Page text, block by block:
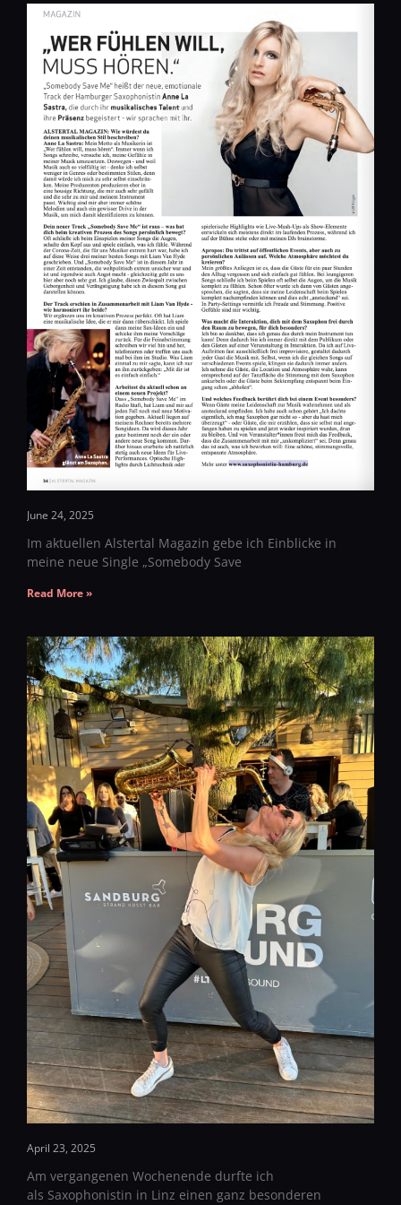
June 24, 2025
Im aktuellen Alstertal Magazin gebe ich Einblicke in
meine neue Single „Somebody Save
Read More »
April 23, 2025
Am vergangenen Wochenende durfte ich
als Saxophonistin in Linz einen ganz besonderen